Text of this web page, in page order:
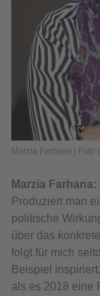
Marzia Farhana | Foto
Marzia Farhana:
Produziert man
politische
über das
folgt für mich
Beispiel
als es 2018 eine